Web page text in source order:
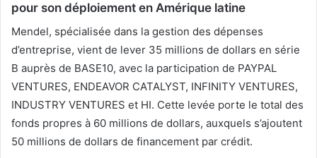
pour son déploiement en Amérique latine
Mendel, spécialisée dans la gestion des dépenses
d’entreprise, vient de lever 35 millions de dollars en série
B auprès de BASE10, avec la participation de PAYPAL
VENTURES, ENDEAVOR CATALYST, INFINITY VENTURES,
INDUSTRY VENTURES et HI. Cette levée porte le total des
fonds propres à 60 millions de dollars, auxquels s’ajoutent
50 millions de dollars de financement par crédit.